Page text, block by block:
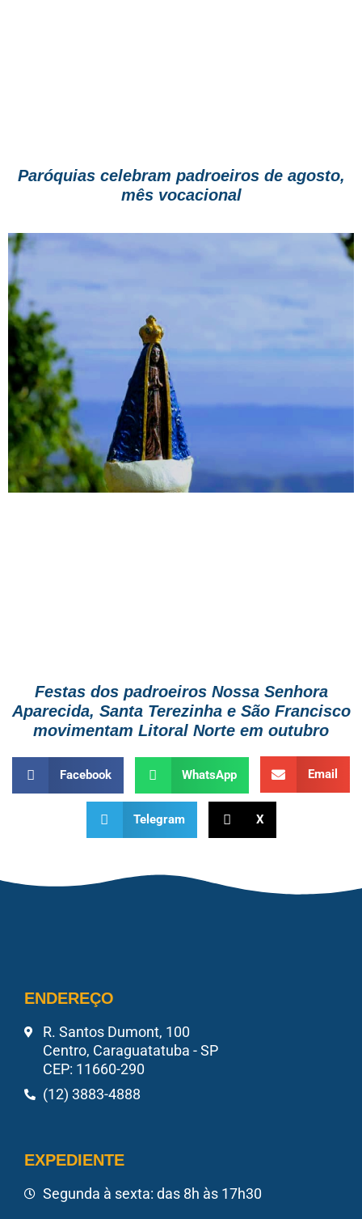
Paróquias celebram padroeiros de agosto,
mês vocacional
Festas dos padroeiros Nossa Senhora
Aparecida, Santa Terezinha e São Francisco
movimentam Litoral Norte em outubro
Facebook WhatsApp Email
Telegram X
ENDEREÇO
R. Santos Dumont, 100
Centro, Caraguatatuba - SP
CEP: 11660-290
(12) 3883-4888
EXPEDIENTE
Segunda à sexta: das 8h às 17h30